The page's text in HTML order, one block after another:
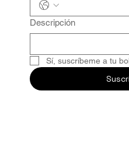
Descripción
Sí, suscríbeme a tu